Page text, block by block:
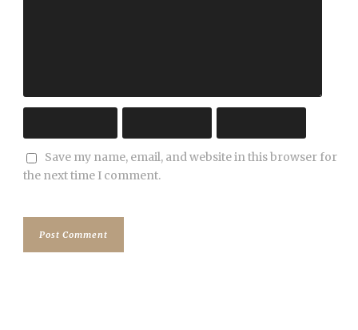
Save my name, email, and website in this browser for
the next time I comment.